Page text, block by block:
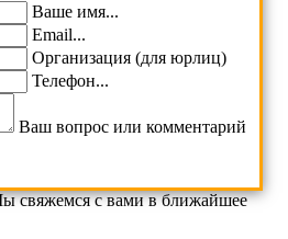
Ваше имя...
Email...
Организация (для юрлиц)
Телефон...
Ваш вопрос или комментарий
свяжемся с вами в ближайшее